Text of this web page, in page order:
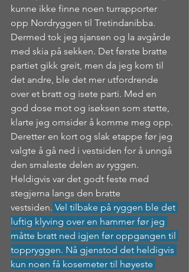
kunne ikke finne noen turrapporter
opp Nordryggen til Tretindanibba.
Dermed tok jeg sjansen og la avgårde
med skia på sekken. Det første bratte
partiet gikk greit, men da jeg kom til
det andre, ble det mer utfordrende
over et bratt og isete parti. Med en
god dose mot og isøksen som støtte,
klarte jeg omsider å komme meg opp.
Deretter en kort og slak etappe før jeg
valgte å gå ned i vestsiden for å unngå
den smaleste delen av ryggen.
Heldigvis var det godt feste med
stegjerna langs den bratte
vestsiden. Vel tilbake på ryggen ble det
luftig klyving over en hammer før jeg
måtte bratt ned igjen før oppgangen til
toppryggen. Nå gjenstod det heldigvis
kun noen få kosemeter til høyeste